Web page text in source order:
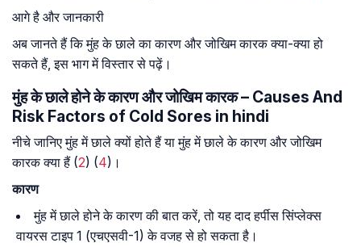
आगे है और जानकारी
अब जानते हैं कि मुंह के छाले का कारण और जोखिम कारक क्या-क्या हो
सकते हैं, इस भाग में विस्तार से पढ़ें।
मुंह के छाले होने के कारण और जोखिम कारक – Causes And
Risk Factors of Cold Sores in hindi
नीचे जानिए मुंह में छाले क्यों होते हैं या मुंह में छाले के कारण और जोखिम
कारक क्या हैं (2) (4)।
कारण
मुंह में छाले होने के कारण की बात करें, तो यह दाद हर्पीस सिंप्लेक्स
वायरस टाइप 1 (एचएसवी-1) के वजह से हो सकता है।